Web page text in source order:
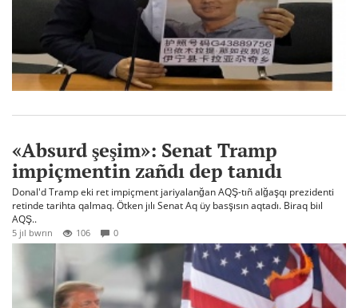
«Absurd şeşim»: Senat Tramp
impiçmentin zañdı dep tanıdı
Donal'd Tramp eki ret impiçment jariyalanğan AQŞ-tıñ alğaşqı prezidenti
retinde tarihta qalmaq. Ötken jılı Senat Aq üy basşısın aqtadı. Biraq biıl
AQŞ..
5 jıl bwrın 106 0